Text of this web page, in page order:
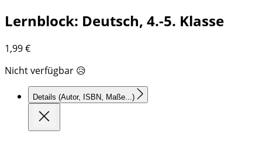
Lernblock: Deutsch, 4.-5. Klasse
1,99€
Nicht verfügbar 😥
Details (Autor, ISBN, Maße...)